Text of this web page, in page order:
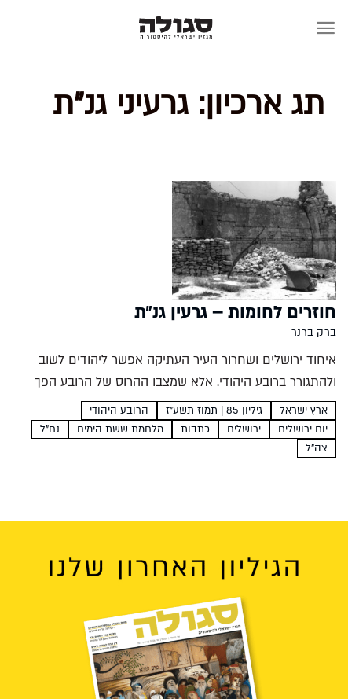
תג ארכיון: גרעיני גנ"ת
חוזרים לחומות – גרעין גנ״ת
ברק ברנר
איחוד ירושלים ושחרור העיר העתיקה אפשר ליהודים לשוב
ולהתגורר ברובע היהודי. אלא שמצבו ההרוס של הרובע הפך
את יישובו מחדש למשימה לאומית מאתגרת, וזו הוטלה על
כתפיהם הצעירות של חברי גרעין גנ"ת - נח"לאים שיועדו...
ארץ ישראל גיליון 85 | תמוז תשע"ז
הרובע היהודי
יום ירושלים
ירושלים כתבות מלחמת ששת הימים
נח"ל
צה"ל